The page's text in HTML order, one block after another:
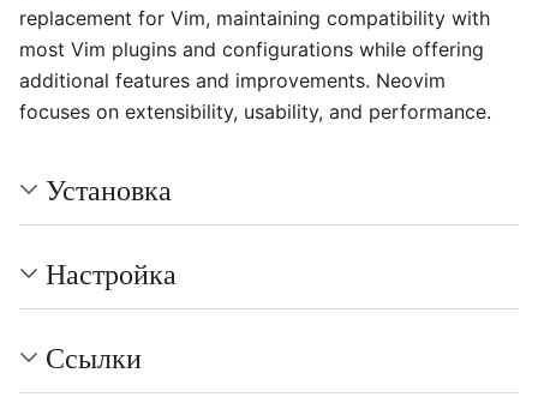
replacement for Vim, maintaining compatibility with
most Vim plugins and configurations while offering
additional features and improvements. Neovim
focuses on extensibility, usability, and performance.
Установка
Настройка
Ссылки